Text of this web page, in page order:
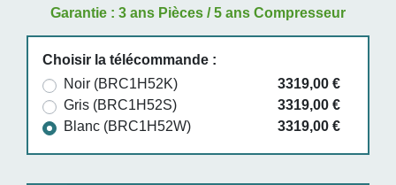
Garantie : 3 ans Pièces / 5 ans Compresseur
Choisir la télécommande :
Noir (BRC1H52K)
3319,00 €
Gris (BRC1H52S)
3319,00 €
Blanc (BRC1H52W)
3319,00 €